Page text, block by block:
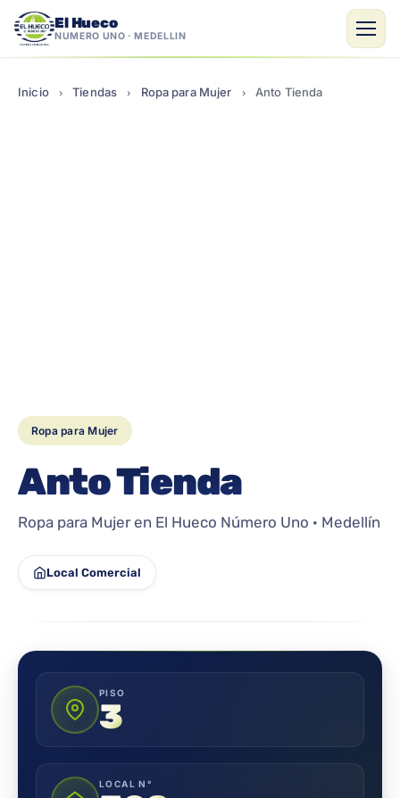
El Hueco
NÚMERO UNO · MEDELLÍN
Inicio › Tiendas › Ropa para Mujer › Anto Tienda
Ropa para Mujer
Anto Tienda
Ropa para Mujer en El Hueco Número Uno · Medellín
Local Comercial
PISO
3
LOCAL N°